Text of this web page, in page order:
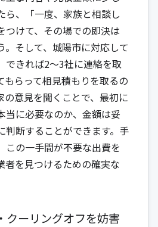
ら、「一度、家族と相談し
つけて、その場での即決は
。そして、城陽市に対応して
できれば2〜3社に連絡を取
もらって相見積もりを取るの
の意見を聞くことで、最初に
当に必要なのか、金額は妥
判断することができます。手
この一手間が不要な出費を
者を見つけるための確実な
クーリングオフを妨害